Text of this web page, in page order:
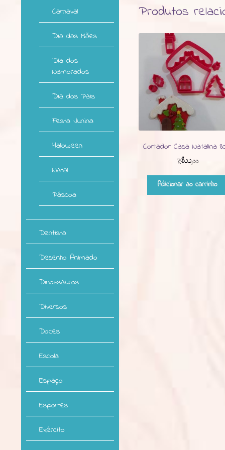
Produtos
Cortador Casa Natalina
R$22,00
Adicionar ao carrinho
Carnaval
Dia das Mães
Dia dos
Namorados
Dia dos Pais
Festa Junina
Halloween
Natal
Páscoa
Dentista
Desenho Animado
Dinossauros
Diversos
Doces
Escola
Espaço
Esportes
Exército